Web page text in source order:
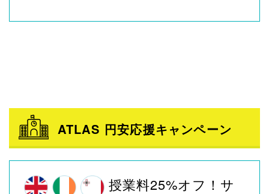
ATLAS 円安応援キャンペーン
授業料25%オフ！サ